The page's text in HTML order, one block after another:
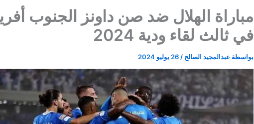
مباراة الهلال ضد صن داونز الجنوب
في ثالث لقاء ودية 2024
بواسطة عبدالمجيد الصالح / 26 يوليو 2024